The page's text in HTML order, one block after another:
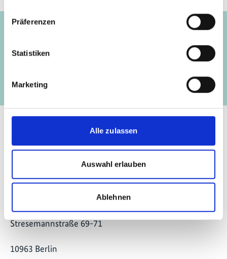
Präferenzen
Statistiken
Marketing
Alle zulassen
Auswahl erlauben
Ablehnen
Vorherige
Entwicklung klimaresistenter Ökosysteme
Kontakt
Zukunft – Umwelt – Gesellschaft (ZUG) gGmbH
Stresemannstraße 69-71
10963 Berlin